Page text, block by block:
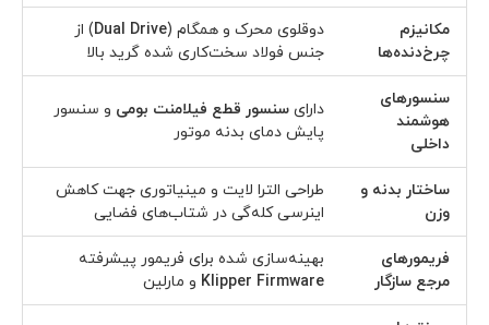
مکانیزم
چرخ‌دنده‌ها
دوقلوی محرک و همگام (Dual Drive) از
جنس فولاد سخت‌کاری شده گرید بالا
سنسورهای
هوشمند
داخلی
دارای سنسور قطع فیلامنت بومی و سنسور
پایش دمای بدنه موتور
ساختار بدنه و
وزن
طراحی الترا لایت و مینیاتوری جهت کاهش
اینرسی کله‌گی در شتاب‌های فضایی
فریمورهای
مرجع سازگار
بهینه‌سازی شده برای فریمور پیشرفته
Klipper Firmware و مارلین